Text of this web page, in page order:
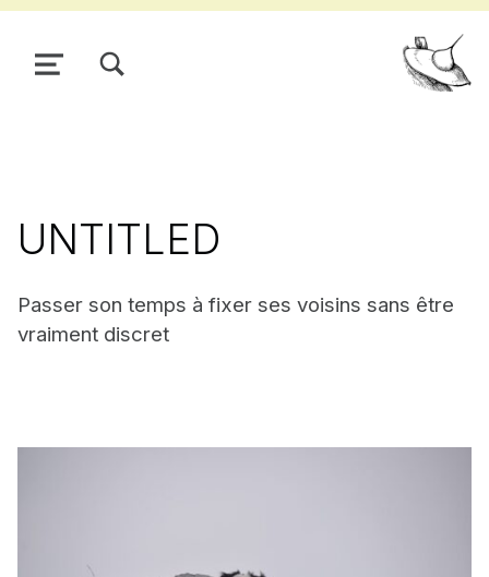
Pour
MENU
UNTITLED
Passer son temps à fixer ses voisins sans être
vraiment discret